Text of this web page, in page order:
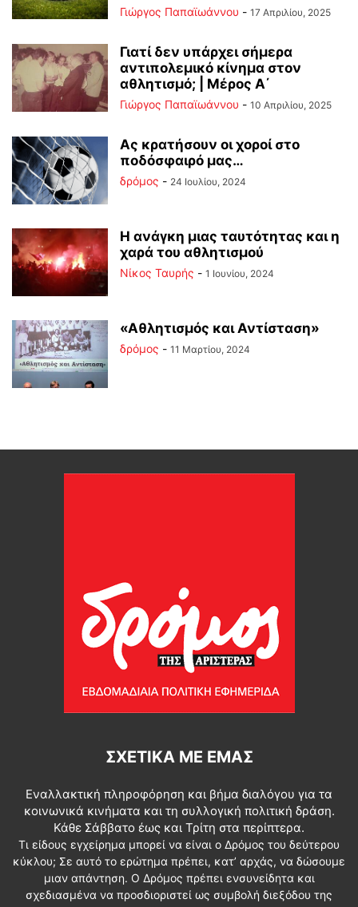
Γιώργος Παπαϊωάννου - 17 Απριλίου, 2025
Γιατί δεν υπάρχει σήμερα
αντιπολεμικό κίνημα στον
αθλητισμό; | Μέρος Α΄
Γιώργος Παπαϊωάννου - 10 Απριλίου, 2025
Ας κρατήσουν οι χοροί στο
ποδόσφαιρό μας…
δρόμος - 24 Ιουλίου, 2024
Η ανάγκη μιας ταυτότητας και η
χαρά του αθλητισμού
Νίκος Ταυρής - 1 Ιουνίου, 2024
«Αθλητισμός και Αντίσταση»
δρόμος - 11 Μαρτίου, 2024
ΣΧΕΤΙΚΆ ΜΕ ΕΜΆΣ
Εναλλακτική πληροφόρηση και βήμα διαλόγου για τα
κοινωνικά κινήματα και τη συλλογική πολιτική δράση.
Κάθε Σάββατο έως και Τρίτη στα περίπτερα.
Τι είδους εγχείρημα μπορεί να είναι ο Δρόμος του δεύτερου
κύκλου; Σε αυτό το ερώτημα πρέπει, κατ’ αρχάς, να δώσουμε
μιαν απάντηση. Ο Δρόμος πρέπει ενσυνείδητα και
σχεδιασμένα να προσδιοριστεί ως συμβολή διεξόδου της